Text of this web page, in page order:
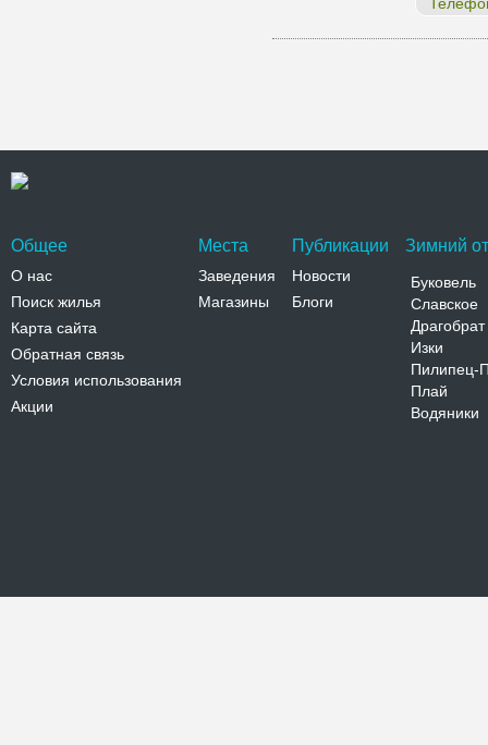
Общее
О нас
Поиск жилья
Карта сайта
Обратная связь
Условия использования
Акции
Места
Заведения
Магазины
Публикации
Новости
Блоги
Зимний
Буковель
Славское
Драгобрат
Изки
Пилипец-
Плай
Водяники